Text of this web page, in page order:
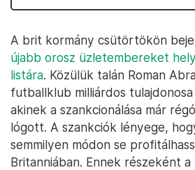
A brit kormány csütörtökön
újabb orosz üzletembereket
listára. Közülük talán Roman
futballklub milliárdos
akinek a szankcionálása már
lógott. A szankciók lényege,
semmilyen módon se
Britanniában. Ennek részeként